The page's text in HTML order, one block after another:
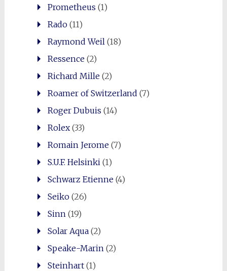
Prometheus (1)
Rado(11)
Raymond Weil (18)
Ressence(2)
Richard Mille(2)
Roamer of Switzerland (7)
Roger Dubuis (14)
Rolex(33)
Romain Jerome(7)
S.U.F. Helsinki (1)
Schwarz Etienne(4)
Seiko(26)
Sinn (19)
Solar Aqua(2)
Speake-Marin (2)
Steinhart(1)